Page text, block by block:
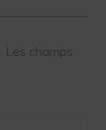
Les champs